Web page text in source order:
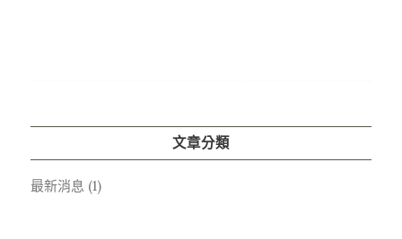
文章分類
最新消息 (1)